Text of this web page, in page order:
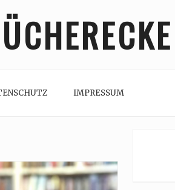
IMPRESSUM